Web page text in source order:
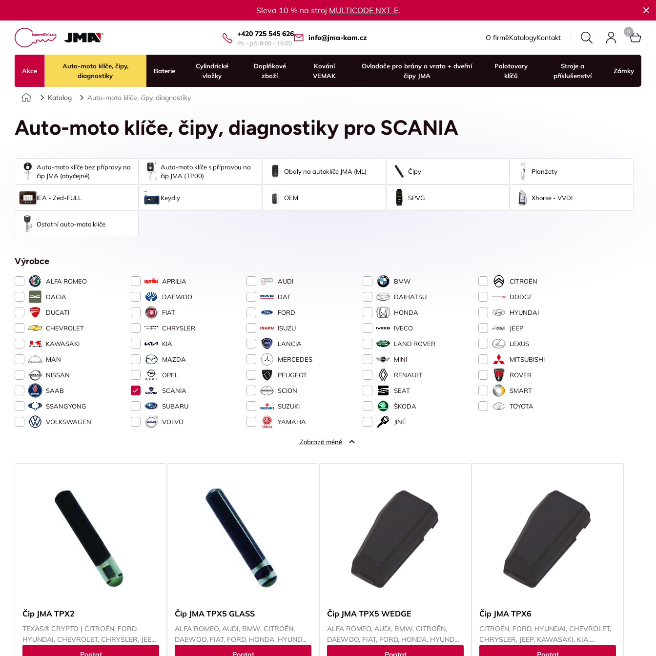
Sleva 10 % na stroj MULTICODE NXT-E.
+420 725 545 626
Po - pá: 8:00 - 16:00
info@jma-kam.cz O firměKatalogyKontakt
Akce
Auto-moto klíče, čipy,
diagnostiky
Baterie
Cylindrické
vložky
Doplňkové
zboží
Kování
VEMAK
Ovladače pro brány a vrata + dveřní
čipy JMA
Polotovary
klíčů
Stroje a
příslušenství
Zámky
Úvod
Katalog Auto-moto klíče, čipy, diagnostiky
Auto-moto klíče, čipy, diagnostiky pro SCANIA
Auto-moto klíče bez přípravy na
čip JMA (obyčejné)
Auto-moto klíče s přípravou na
čip JMA (TP00)
Obaly na autoklíče JMA (ML) Čipy Planžety
IEA - Zed-FULL Keydiy OEM SPVG Xhorse - VVDI
Ostatní auto-moto klíče
Výrobce
ALFA ROMEO APRILIA AUDI BMW
CITROËN
DACIA
DAEWOO DAF DAIHATSU
DODGE
DUCATI
FIAT FORD HONDA
HYUNDAI
CHEVROLET
CHRYSLER ISUZU IVECO
JEEP
KAWASAKI
KIA LANCIA LAND ROVER
LEXUS
MAN
MAZDA MERCEDES MINI
MITSUBISHI
NISSAN
OPEL PEUGEOT RENAULT
ROVER
SAAB
SCANIA SCION SEAT
SMART
SSANGYONG
SUBARU SUZUKI ŠKODA
TOYOTA
VOLKSWAGEN
VOLVO YAMAHA JINÉ
Zobrazit méně
Čip JMA TPX2
TEXAS® CRYPTO | CITROËN, FORD,
HYUNDAI, CHEVROLET, CHRYSLER, JEEP,
KAWASAKI, KIA, MAZDA, MITSUBISHI,
Čip JMA TPX5 GLASS
ALFA ROMEO, AUDI, BMW, CITROËN,
DAEWOO, FIAT, FORD, HONDA, HYUNDAI,
CHEVROLET, CHRYSLER, ISUZU, IVECO,
Čip JMA TPX5 WEDGE
ALFA ROMEO, AUDI, BMW, CITROËN,
DAEWOO, FIAT, FORD, HONDA, HYUNDAI,
CHEVROLET, CHRYSLER, ISUZU, IVECO,
Čip JMA TPX6
CITROËN, FORD, HYUNDAI, CHEVROLET,
CHRYSLER, JEEP, KAWASAKI, KIA,
MAZDA, MITSUBISHI, NISSAN, PEUGEOT,